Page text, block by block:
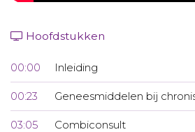
Hoofdstukken
00:00 Inleiding
00:23 Geneesmiddelen bij
03:05 Combiconsult